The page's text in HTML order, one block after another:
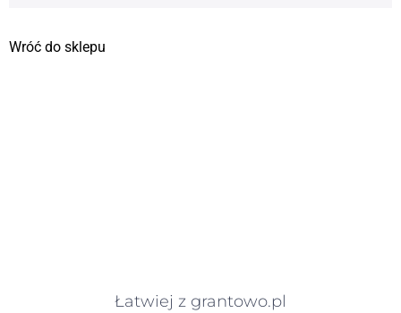
Wróć do sklepu
Łatwiej z grantowo.pl